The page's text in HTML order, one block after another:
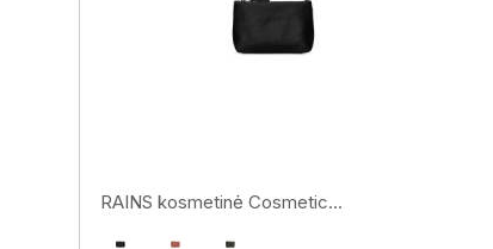
RAINS kosmetinė Cosmetic...